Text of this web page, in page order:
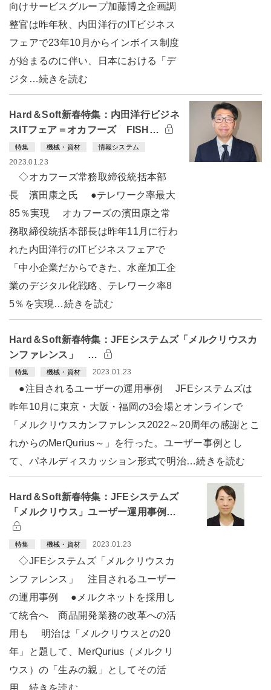
向けサービスグループ加藤博之企画調
整官は昨年秋、内田洋行のITビジネス
フェアで23年10月からインボイス制度
が始まるのに伴い、日本における「デ
ジタ…続きを読む
Hard＆Soft新春特集：内田洋行ビジネ
スITフェア＝オカフーズ FISH…
特集 機械・資材 情報システム
2023.01.23
◇オカフーズ常務取締役統括本部
長 濱田康之氏 ●テレワーク率最大
85％実現 オカフーズの濱田康之常
務取締役統括本部長は昨年11月に行わ
れた内田洋行のITビジネスフェアで
「中小企業だからできた、水産加工企
業のデジタル化戦略、テレワーク率8
5％を実現…続きを読む
Hard＆Soft新春特集：JFEシステムズ「メルクリウスカ
ンファレンス」 …
特集 機械・資材 2023.01.23
●注目されるユーザーの運用事例 JFEシステムズは
昨年10月に東京・大阪・福岡の3会場とオンラインで
「メルクリウスカンファレンス2022～20周年の感謝とこ
れからのMerQurius～」を行った。ユーザー事例とし
て、パネルディスカッション形式で明治…続きを読む
Hard＆Soft新春特集：JFEシステムズ
「メルクリウス」ユーザー運用事例…
特集 機械・資材 2023.01.23
◇JFEシステムズ「メルクリウスカ
ンファレンス」 注目されるユーザー
の運用事例 ●メルクネットを採用し
て統合へ 商品開発業務の改革への活
用も 明治は「メルクリウスとの20
年」と題して、MerQurius（メルクリ
ウス）の「生みの親」としてその活
用…続きを読む